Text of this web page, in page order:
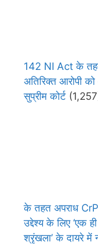
142 NI Act के तहत
अतिरिक्त आरोपी
सुप्रीम कोर्ट
के तहत अपराध
उद्देश्य के लिए ‘एक
श्रृंखला’ के दायरे में